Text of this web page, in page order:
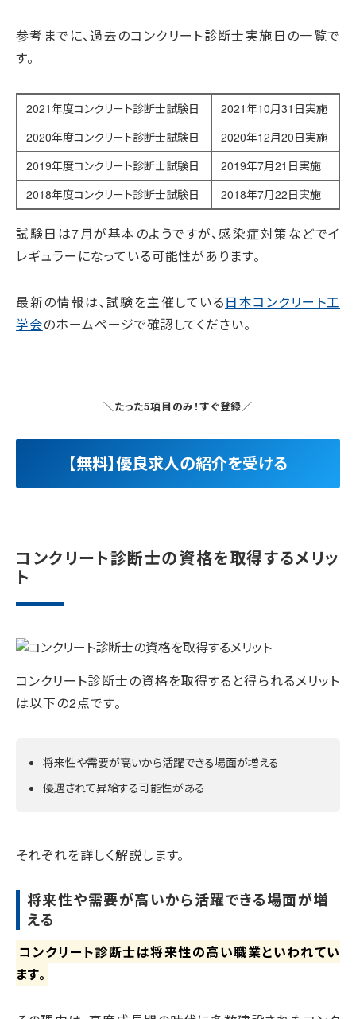
参考までに、過去のコンクリート診断士実施日の一覧で
す。
2021年度コンクリート診断士試験日
2021年10月31日実施
2020年度コンクリート診断士試験日
2020年12月20日実施
2019年度コンクリート診断士試験日
2019年7月21日実施
2018年度コンクリート診断士試験日
2018年7月22日実施
試験日は7月が基本のようですが、感染症対策などでイ
レギュラーになっている可能性があります。
最新の情報は、試験を主催している日本コンクリート工
学会のホームページで確認してください。
＼たった5項目のみ！すぐ登録／
【無料】優良求人の紹介を受ける
コンクリート診断士の資格を取得するメリッ
ト
コンクリート診断士の資格を取得すると得られるメリット
は以下の2点です。
将来性や需要が高いから活躍できる場面が増える
優遇されて昇給する可能性がある
それぞれを詳しく解説します。
将来性や需要が高いから活躍できる場面が増
える
コンクリート診断士は将来性の高い職業といわれてい
ます。